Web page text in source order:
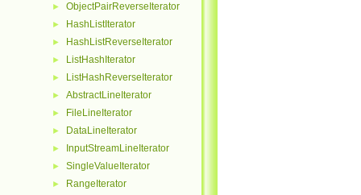
► ObjectPairReverseIterator
► HashListIterator
► HashListReverseIterator
► ListHashIterator
► ListHashReverseIterator
► AbstractLineIterator
► FileLineIterator
► DataLineIterator
► InputStreamLineIterator
► SingleValueIterator
► RangeIterator